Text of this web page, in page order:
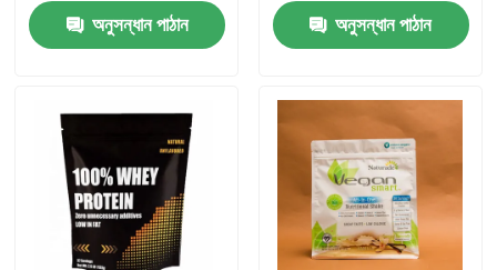
খবর
সব ক্ষেত্রেই
খাদ্য প্যাকেজিং ব্যাগ
কফি প্যাকেজিং ব্যাগ
অনুসন্ধান পাঠান অনুসন্ধান পাঠান